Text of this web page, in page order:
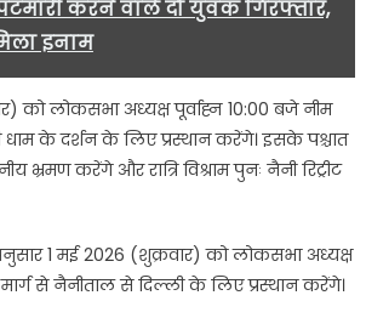
करने वाले दो युवक गिरफ्तार,
इनाम
को लोकसभा अध्यक्ष पूर्वाह्न 10:00 बजे नीम
धाम के दर्शन के लिए प्रस्थान करेंगे। इसके पश्चात
भ्रमण करेंगे और रात्रि विश्राम पुनः नैनी रिट्रीट
1 मई 2026 (शुक्रवार) को लोकसभा अध्यक्ष
से नैनीताल से दिल्ली के लिए प्रस्थान करेंगे।